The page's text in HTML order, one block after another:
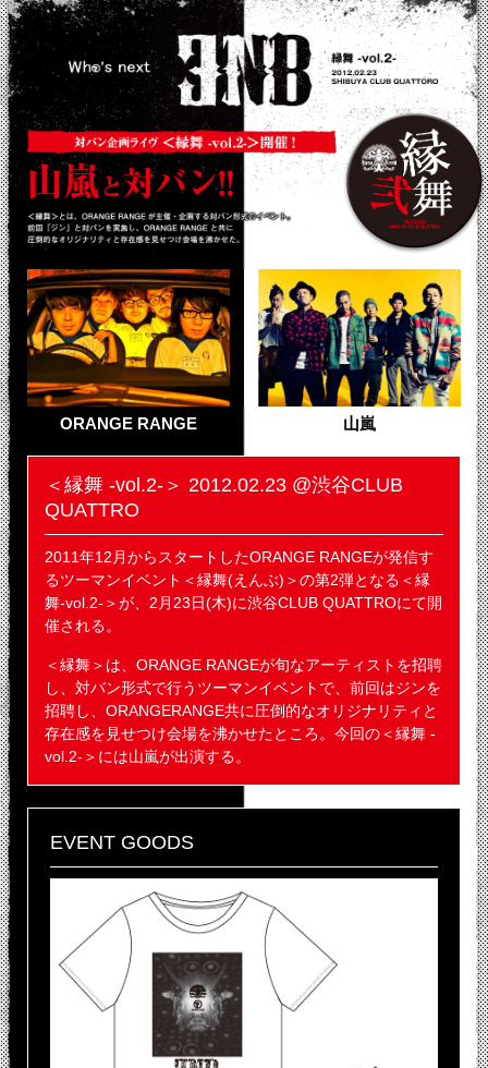
ORANGE RANGE 山嵐
＜縁舞 -vol.2-＞ 2012.02.23 @渋谷CLUB
QUATTRO
2011年12月からスタートしたORANGE RANGEが発信す
るツーマンイベント＜縁舞(えんぶ)＞の第2弾となる＜縁
舞-vol.2-＞が、2月23日(木)に渋谷CLUB QUATTROにて開
催される。
＜縁舞＞は、ORANGE RANGEが旬なアーティストを招聘
し、対バン形式で行うツーマンイベントで、前回はジンを
招聘し、ORANGERANGE共に圧倒的なオリジナリティと
存在感を見せつけ会場を沸かせたところ。今回の＜縁舞 -
vol.2-＞には山嵐が出演する。
EVENT GOODS